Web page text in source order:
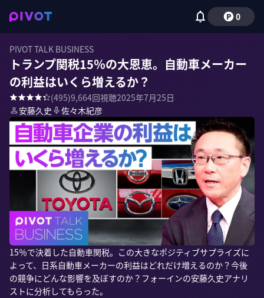
0
PIVOT TALK BUSINESS
トランプ関税15％の大恩恵。自動車メーカー
の利益はいくら増えるか？
(495)9,664回視聴2025年7月25日
安藤久史
佐々木紀彦
15％で決着した自動車関税。この大きなポジティブサプライズに
よって、日系自動車メーカーの利益はどれだけ増えるのか？今後
の競争にどんな影響を及ぼすのか？フォーインの安藤久史アナリ
ストに分析してもらった。